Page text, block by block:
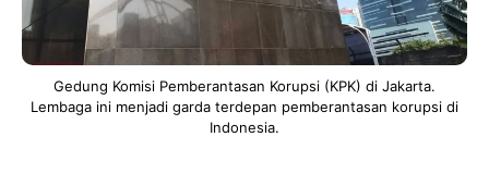
Gedung Komisi Pemberantasan Korupsi (KPK) di Jakarta.
Lembaga ini menjadi garda terdepan pemberantasan korupsi di
Indonesia.